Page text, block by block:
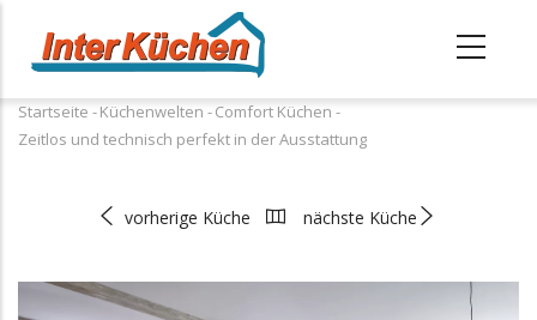
Inhalt
Pfadnavigation
Startseite -Küchenwelten -Comfort Küchen -
Zeitlos und technisch perfekt in der Ausstattung
vorherige Küche nächste Küche